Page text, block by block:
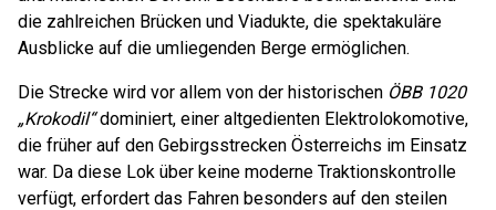
die zahlreichen Brücken und Viadukte, die spektakuläre
Ausblicke auf die umliegenden Berge ermöglichen.
Die Strecke wird vor allem von der historischen ÖBB 1020
„Krokodil“dominiert, einer altgedienten Elektrolokomotive,
die früher auf den Gebirgsstrecken Österreichs im Einsatz
war. Da diese Lok über keine moderne Traktionskontrolle
verfügt, erfordert das Fahren besonders auf den steilen